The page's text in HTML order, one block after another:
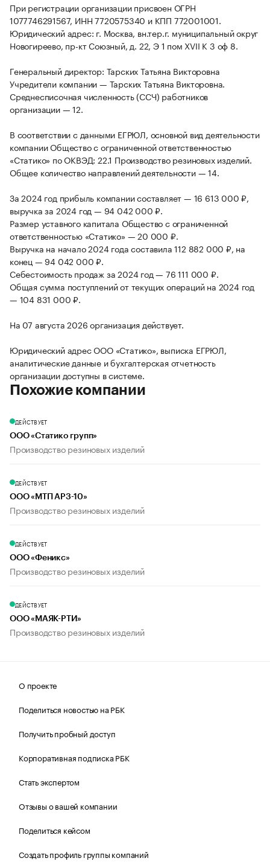
При регистрации организации присвоен ОГРН
1077746291567, ИНН 7720575340 и КПП 772001001.
Юридический адрес: г. Москва, вн.тер.г. муниципальный округ
Новогиреево, пр-кт Союзный, д. 22, Э 1 пом XVII К 3 оф 8.
Генеральный директор: Тарских Татьяна Викторовна
Учредители компании — Тарских Татьяна Викторовна.
Среднесписочная численность (ССЧ) работников
организации — 12.
В соответствии с данными ЕГРЮЛ, основной вид деятельности
компании Общество с ограниченной ответственностью
«Статико» по ОКВЭД: 22.1 Производство резиновых изделий.
Общее количество направлений деятельности — 14.
За 2024 год прибыль компании составляет — 16 613 000 ₽,
выручка за 2024 год — 94 042 000 ₽.
Размер уставного капитала Общество с ограниченной
ответственностью «Статико» — 20 000 ₽.
Выручка на начало 2024 года составила 112 882 000 ₽, на
конец — 94 042 000 ₽.
Себестоимость продаж за 2024 год — 76 111 000 ₽.
Общая сумма поступлений от текущих операций на 2024 год
— 104 831 000 ₽.
На 07 августа 2026 организация действует.
Юридический адрес ООО «Статико», выписка ЕГРЮЛ,
аналитические данные и бухгалтерская отчетность
организации доступны в системе.
Похожие компании
ДЕЙСТВУЕТ
ООО «Статико групп»
Производство резиновых изделий
ДЕЙСТВУЕТ
ООО «МТП АРЗ-10»
Производство резиновых изделий
ДЕЙСТВУЕТ
ООО «Феникс»
Производство резиновых изделий
ДЕЙСТВУЕТ
ООО «МАЯК-РТИ»
Производство резиновых изделий
О проекте
Поделиться новостью на РБК
Получить пробный доступ
Корпоративная подписка РБК
Стать экспертом
Отзывы о вашей компании
Поделиться кейсом
Создать профиль группы компаний